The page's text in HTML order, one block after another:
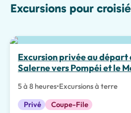
Excursions pour
Excursion privée au départ
Salerne vers Pompéi et le
5 à 8 heures•Excursions à terre
Privé
Coupe-File